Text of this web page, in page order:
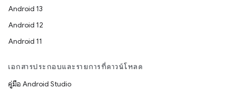
Android 13
Android 12
Android 11
เอกสารประกอบและรายการที่ดาวน์โหลด
คู่มือ Android Studio